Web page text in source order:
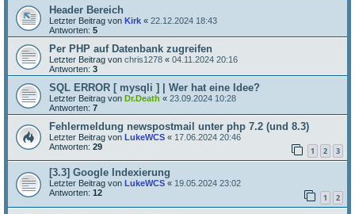
Header Bereich
Letzter Beitrag von Kirk « 22.12.2024 18:43
Antworten: 5
Per PHP auf Datenbank zugreifen
Letzter Beitrag von chris1278 « 04.11.2024 20:16
Antworten: 3
SQL ERROR [ mysqli ] | Wer hat eine Idee?
Letzter Beitrag von Dr.Death « 23.09.2024 10:28
Antworten: 7
Fehlermeldung newspostmail unter php 7.2 (und 8.3)
Letzter Beitrag von LukeWCS « 17.06.2024 20:46
Antworten: 29 1 2 3
[3.3] Google Indexierung
Letzter Beitrag von LukeWCS « 19.05.2024 23:02
Antworten: 12 1 2